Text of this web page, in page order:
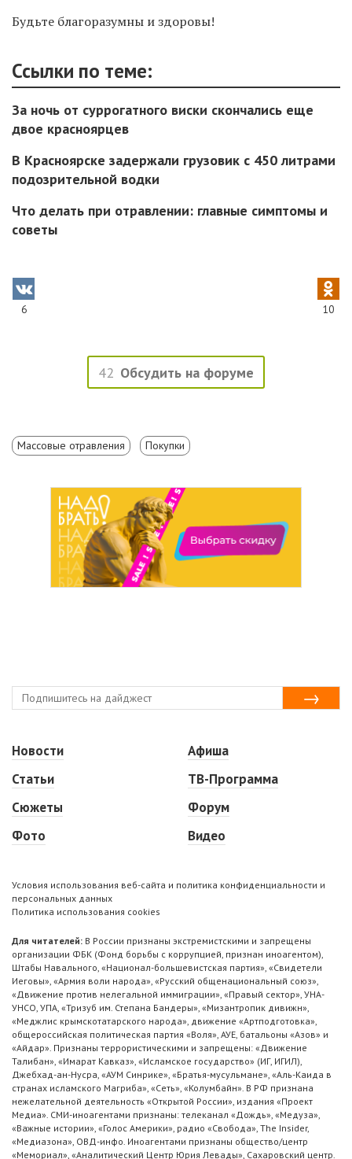
Будьте благоразумны и здоровы!
Ссылки по теме:
За ночь от суррогатного виски скончались еще
двое красноярцев
В Красноярске задержали грузовик с 450 литрами
подозрительной водки
Что делать при отравлении: главные симптомы и
советы
6 10
42 Обсудить на форуме
Массовые отравления Покупки
Новости
Статьи
Сюжеты
Фото
Афиша
ТВ-Программа
Форум
Видео
Условия использования веб-сайта и политика конфиденциальности и
персональных данных
Политика использования cookies
Для читателей: В России признаны экстремистскими и запрещены
организации ФБК (Фонд борьбы с коррупцией, признан иноагентом),
Штабы Навального, «Национал-большевистская партия», «Свидетели
Иеговы», «Армия воли народа», «Русский общенациональный союз»,
«Движение против нелегальной иммиграции», «Правый сектор», УНА-
УНСО, УПА, «Тризуб им. Степана Бандеры», «Мизантропик дивижн»,
«Меджлис крымскотатарского народа», движение «Артподготовка»,
общероссийская политическая партия «Воля», АУЕ, батальоны «Азов» и
«Айдар». Признаны террористическими и запрещены: «Движение
Талибан», «Имарат Кавказ», «Исламское государство» (ИГ, ИГИЛ),
Джебхад-ан-Нусра, «АУМ Синрике», «Братья-мусульмане», «Аль-Каида в
странах исламского Магриба», «Сеть», «Колумбайн». В РФ признана
нежелательной деятельность «Открытой России», издания «Проект
Медиа». СМИ-иноагентами признаны: телеканал «Дождь», «Медуза»,
«Важные истории», «Голос Америки», радио «Свобода», The Insider,
«Медиазона», ОВД-инфо. Иноагентами признаны общество/центр
«Мемориал», «Аналитический Центр Юрия Левады», Сахаровский центр.